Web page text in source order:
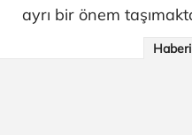
ayrı bir önem